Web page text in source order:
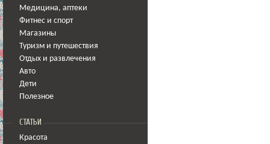
Медицина, аптеки
Фитнес и спорт
Магазины
Туризм и путешествия
Отдых и развлечения
Авто
Дети
Полезное
СТАТЬИ
Красота